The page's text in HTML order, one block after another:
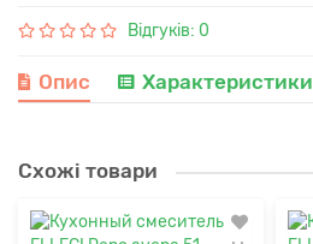
Відгуків: 0
Опис Характеристики
Схожі товари